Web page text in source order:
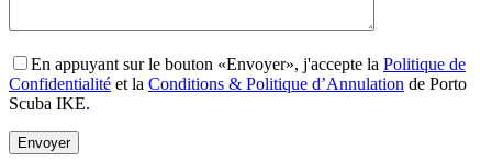
En appuyant sur le bouton «Envoyer», j'accepte la Politique de
Confidentialité et la Conditions & Politique d’Annulation de Porto
Scuba IKE.